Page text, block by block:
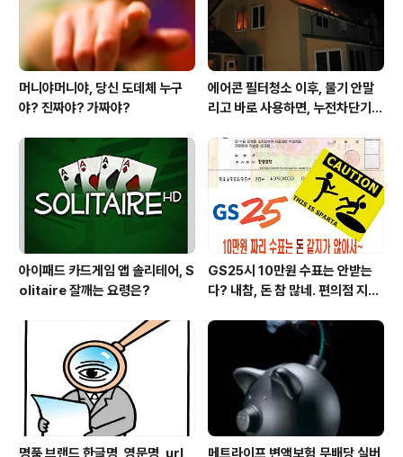
뭔가..
머니야머니야, 당신 도데체 누구
야? 진짜야? 가짜야?
에어콘 필터청소 이후, 물기 안말
리고 바로 사용하면, 누전차단기
심!)
아이패드 카드게임 앱 솔리테어, S
olitaire 잘깨는 요령은?
GS25시 10만원 수표는 안받는
다? 내참, 돈 참 많네. 편의점 지에
지구만~
명품 브랜드 한글명, 영문명, url
메트라이프 변액보험,무배당 실버